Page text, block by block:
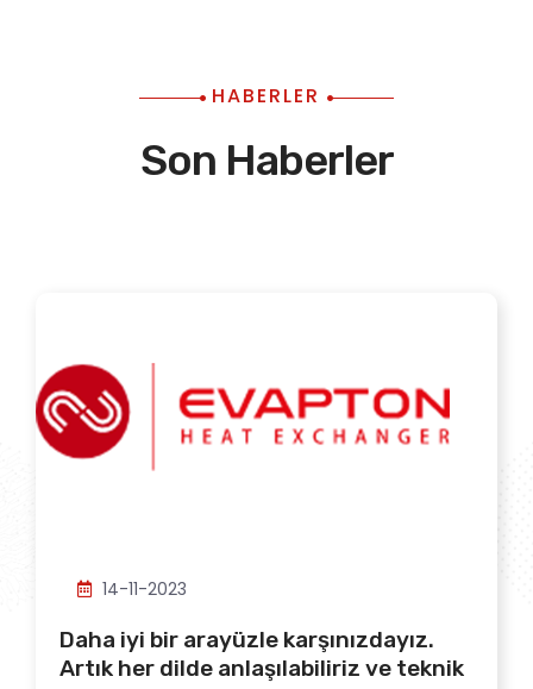
HABERLER
Son Haberler
14-11-2023
Daha iyi bir arayüzle karşınızdayız.
Artık her dilde anlaşılabiliriz ve teknik